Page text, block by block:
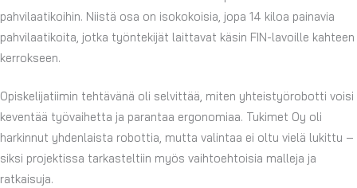
pahvilaatikoihin. Niistä osa on isokokoisia, jopa 14 kiloa painavia
pahvilaatikoita, jotka työntekijät laittavat käsin FIN-lavoille kahteen
kerrokseen.
Opiskelijatiimin tehtävänä oli selvittää, miten yhteistyörobotti voisi
keventää työvaihetta ja parantaa ergonomiaa. Tukimet Oy oli
harkinnut yhdenlaista robottia, mutta valintaa ei oltu vielä lukittu –
siksi projektissa tarkasteltiin myös vaihtoehtoisia malleja ja
ratkaisuja.